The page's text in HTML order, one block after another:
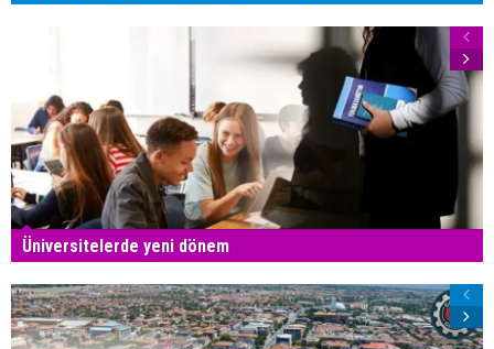
Üniversitelerde yeni dönem